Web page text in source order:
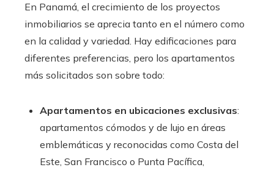
En Panamá, el crecimiento de los proyectos
inmobiliarios se aprecia tanto en el número como
en la calidad y variedad. Hay edificaciones para
diferentes preferencias, pero los apartamentos
más solicitados son sobre todo:
Apartamentos en ubicaciones exclusivas:
apartamentos cómodos y de lujo en áreas
emblemáticas y reconocidas como Costa del
Este, San Francisco o Punta Pacífica,